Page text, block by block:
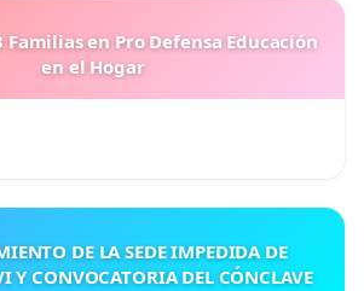
Familias en Pro Defensa Educación
en el Hogar
DE LA SEDE IMPEDIDA DE
Y CONVOCATORIA DEL CÓNCLAVE